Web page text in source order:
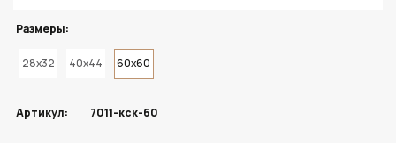
Размеры:
28x32 40x44 60x60
Артикул: 7011-кск-60